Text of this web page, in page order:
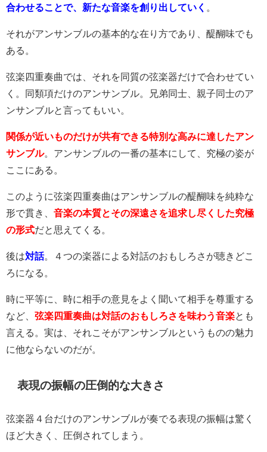
合わせることで、新たな音楽を創り出していく
それがアンサンブルの基本的な在り方であり、醍醐味でも
ある。
弦楽四重奏曲では、それを同質の弦楽器だけで合わせてい
く。同類項だけのアンサンブル。兄弟同士、親子同士のア
ンサンブルと言ってもいい。
関係が近いものだけが共有できる特別な高みに達したアン
サンブル。 アンサンブルの一番の基本にして、究極の姿が
ここにある。
このように弦楽四重奏曲はアンサンブルの醍醐味を純粋な
形で貫き、 音楽の本質とその深遠さを追求し尽くした究極
の形式だと思えてくる。
後は対話。４つの楽器による対話のおもしろさが聴きどこ
ろになる。
時に平等に、時に相手の意見をよく聞いて相手を尊重する
など、 弦楽四重奏曲は対話のおもしろさを味わう音楽とも
言える。実は、それこそがアンサンブルというものの魅力
に他ならないのだが。
表現の振幅の圧倒的な大きさ
弦楽器４台だけのアンサンブルが奏でる表現の振幅は驚く
ほど大きく、圧倒されてしまう。